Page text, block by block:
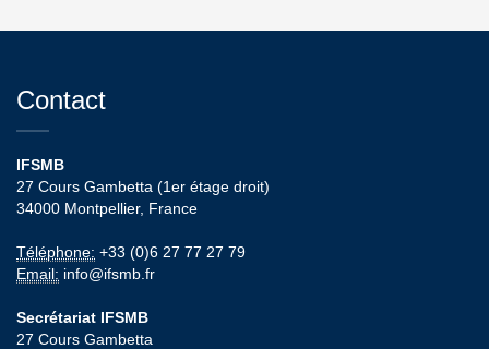
Contact
IFSMB
27 Cours Gambetta (1er étage droit)
34000 Montpellier, France
Téléphone: +33 (0)6 27 77 27 79
Email: info@ifsmb.fr
Secrétariat IFSMB
27 Cours Gambetta